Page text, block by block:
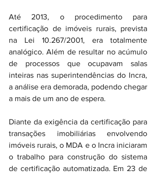
Até 2013, o procedimento para
certificação de imóveis rurais, prevista
na Lei 10.267/2001, era totalmente
analógico. Além de resultar no acúmulo
de processos que ocupavam salas
inteiras nas superintendências do Incra,
a análise era demorada, podendo chegar
a mais de um ano de espera.
Diante da exigência da certificação para
transações imobiliárias envolvendo
imóveis rurais, o MDA e o Incra iniciaram
o trabalho para construção do sistema
de certificação automatizada. Em 23 de